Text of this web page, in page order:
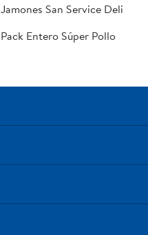
Jamones San Service Deli
Pack Entero Súper Pollo